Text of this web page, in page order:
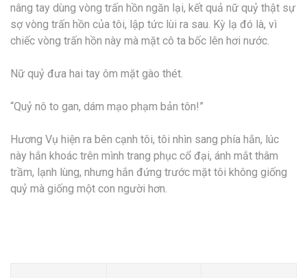
nâng tay dùng vòng trấn hồn ngăn lại, kết quả nữ quỷ thật sự
sợ vòng trấn hồn của tôi, lập tức lùi ra sau. Kỳ lạ đó là, vì
chiếc vòng trấn hồn này mà mặt cô ta bốc lên hơi nước.
Nữ quỷ đưa hai tay ôm mặt gào thét.
“Quỷ nô to gan, dám mạo phạm bản tôn!”
Hương Vụ hiện ra bên cạnh tôi, tôi nhìn sang phía hắn, lúc
này hắn khoác trên mình trang phục cổ đại, ánh mắt thâm
trầm, lạnh lùng, nhưng hắn đứng trước mặt tôi không giống
quỷ mà giống một con người hơn.